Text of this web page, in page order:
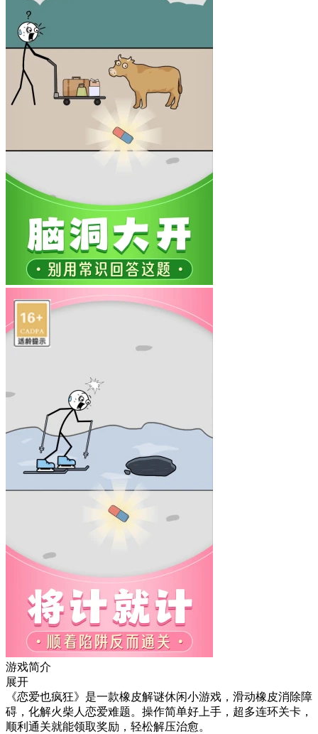
游戏简介
展开
《恋爱也疯狂》是一款橡皮解谜休闲小游戏，滑动橡皮消除障
碍，化解火柴人恋爱难题。操作简单好上手，超多连环关卡，
顺利通关就能领取奖励，轻松解压治愈。